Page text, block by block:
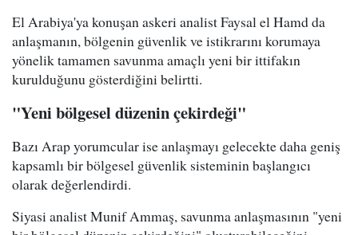
El Arabiya'ya konuşan askeri analist Faysal el Hamd da
anlaşmanın, bölgenin güvenlik ve istikrarını korumaya
yönelik tamamen savunma amaçlı yeni bir ittifakın
kurulduğunu gösterdiğini belirtti.
"Yeni bölgesel düzenin çekirdeği"
Bazı Arap yorumcular ise anlaşmayı gelecekte daha geniş
kapsamlı bir bölgesel güvenlik sisteminin başlangıcı
olarak değerlendirdi.
Siyasi analist Munif Ammaş, savunma anlaşmasının "yeni